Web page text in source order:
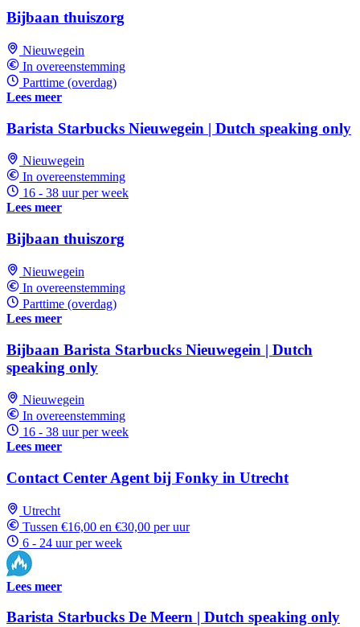
Bijbaan thuiszorg
Nieuwegein
In overeenstemming
Parttime (overdag)
Lees meer
Barista Starbucks Nieuwegein | Dutch speaking only
Nieuwegein
In overeenstemming
16 - 38 uur per week
Lees meer
Bijbaan thuiszorg
Nieuwegein
In overeenstemming
Parttime (overdag)
Lees meer
Bijbaan Barista Starbucks Nieuwegein | Dutch
speaking only
Nieuwegein
In overeenstemming
16 - 38 uur per week
Lees meer
Contact Center Agent bij Fonky in Utrecht
Utrecht
Tussen €16,00 en €30,00 per uur
6 - 24 uur per week
Lees meer
Barista Starbucks De Meern | Dutch speaking only